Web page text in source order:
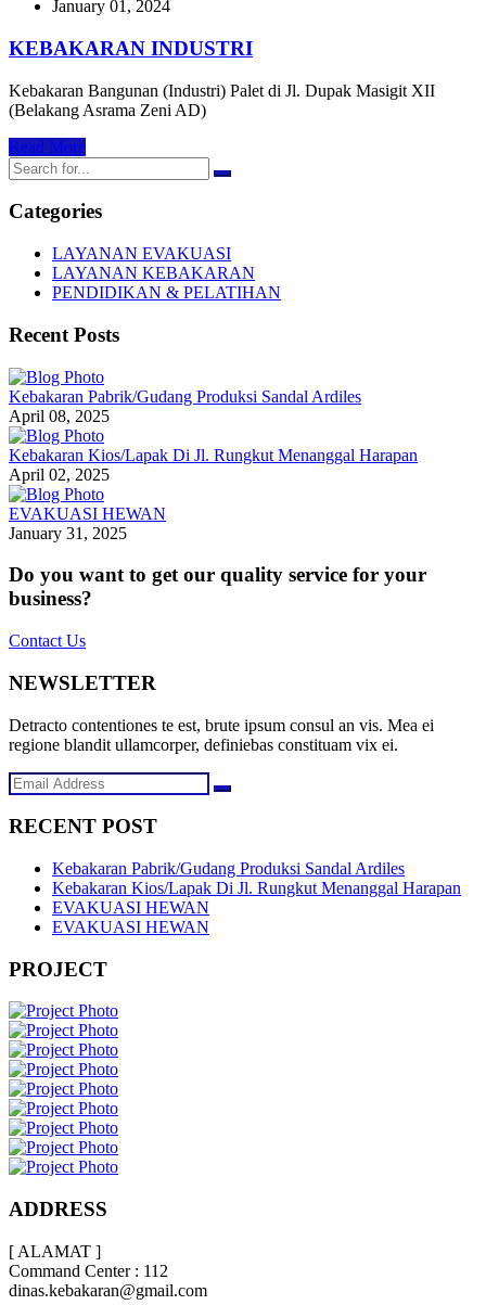
January 01, 2024
KEBAKARAN INDUSTRI
Kebakaran Bangunan (Industri) Palet di Jl. Dupak Masigit XII
(Belakang Asrama Zeni AD)
Read More
Categories
LAYANAN EVAKUASI
LAYANAN KEBAKARAN
PENDIDIKAN & PELATIHAN
Recent Posts
Kebakaran Pabrik/Gudang Produksi Sandal Ardiles
April 08, 2025
Kebakaran Kios/Lapak Di Jl. Rungkut Menanggal Harapan
April 02, 2025
EVAKUASI HEWAN
January 31, 2025
Do you want to get our quality service for your
business?
Contact Us
NEWSLETTER
Detracto contentiones te est, brute ipsum consul an vis. Mea ei
regione blandit ullamcorper, definiebas constituam vix ei.
RECENT POST
Kebakaran Pabrik/Gudang Produksi Sandal Ardiles
Kebakaran Kios/Lapak Di Jl. Rungkut Menanggal Harapan
EVAKUASI HEWAN
EVAKUASI HEWAN
PROJECT
ADDRESS
[ ALAMAT ]
Command Center : 112
dinas.kebakaran@gmail.com